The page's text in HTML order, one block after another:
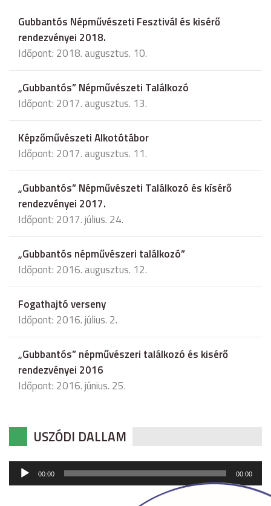
Gubbantós Népművészeti Fesztivál és kisérő
rendezvényei 2018.
Időpont: 2018. augusztus. 10.
„Gubbantós” Népművészeti Találkozó
Időpont: 2017. augusztus. 13.
Képzőművészeti Alkotótábor
Időpont: 2017. augusztus. 11.
„Gubbantós” Népművészeti Találkozó és kísérő
rendezvényei 2017.
Időpont: 2017. július. 24.
„Gubbantós népművészeri találkozó”
Időpont: 2016. augusztus. 12.
Fogathajtó verseny
Időpont: 2016. július. 2.
„Gubbantós” népművészeri találkozó és kisérő
rendezvényei 2016
Időpont: 2016. június. 25.
USZÓDI DALLAM
Audió
lejátszó
00:00 00:00